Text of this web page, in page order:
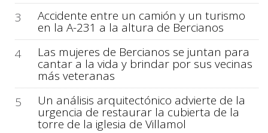
3
Accidente entre un camión y un turismo
en la A-231 a la altura de Bercianos
4
Las mujeres de Bercianos se juntan para
cantar a la vida y brindar por sus vecinas
más veteranas
5
Un análisis arquitectónico advierte de la
urgencia de restaurar la cubierta de la
torre de la iglesia de Villamol